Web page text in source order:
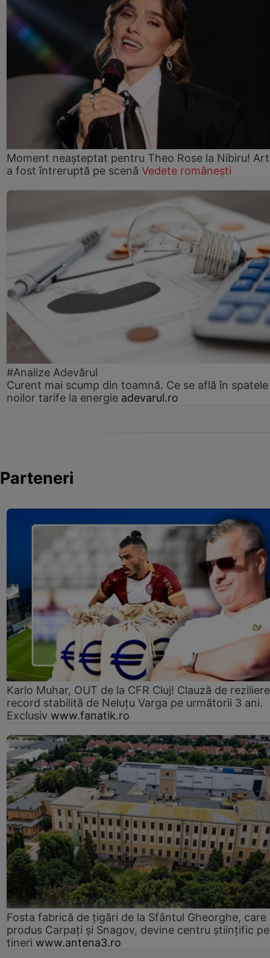
Moment neașteptat pentru Theo Rose la Nibiru!
a fost întreruptă pe scenă Vedete românești
#Analize Adevărul
Curent mai scump din toamnă. Ce se află în spatele
noilor tarife la energie adevarul.ro
Parteneri
Karlo Muhar, OUT de la CFR Cluj! Clauză de reziliere
record stabilită de Neluțu Varga pe următorii 3 ani.
Exclusiv www.fanatik.ro
Fosta fabrică de țigări de la Sfântul Gheorghe, care
produs Carpați și Snagov, devine centru științific
tineri www.antena3.ro